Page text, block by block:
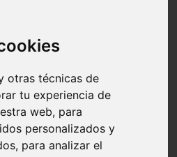
otras técnicas de
tu experiencia de
web, para
personalizados y
para analizar el
del-teide